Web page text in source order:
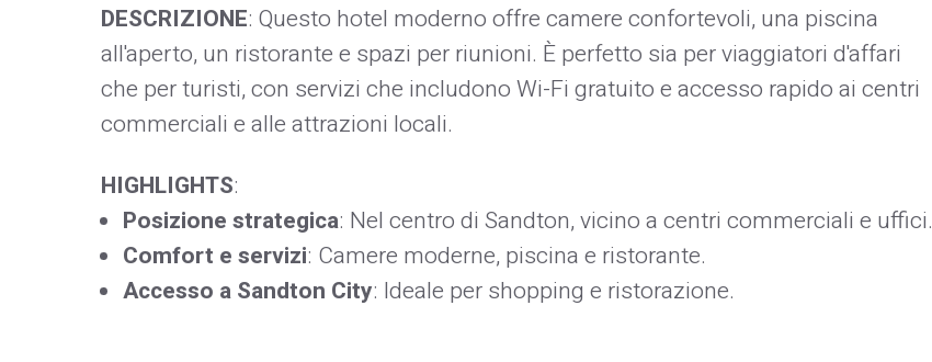
DESCRIZIONE: Questo hotel moderno offre camere confortevoli, una piscina
all'aperto, un ristorante e spazi per riunioni. È perfetto sia per viaggiatori d'affari
che per turisti, con servizi che includono Wi-Fi gratuito e accesso rapido ai centri
commerciali e alle attrazioni locali.
HIGHLIGHTS:
Posizione strategica: Nel centro di Sandton, vicino a centri commerciali e uffici.
Comfort e servizi: Camere moderne, piscina e ristorante.
Accesso a Sandton City: Ideale per shopping e ristorazione.